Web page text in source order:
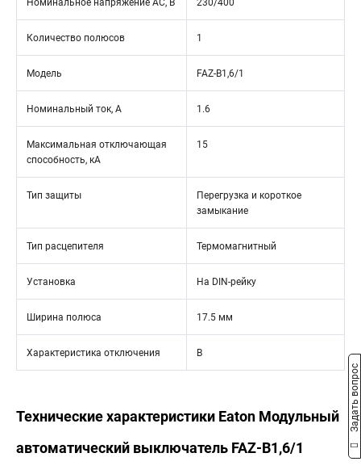
Номинальное напряжение АС, В 230/400
Количество полюсов 1
Модель FAZ-B1,6/1
Номинальный ток, А 1.6
Максимальная отключающая
способность, кА
15
Тип защиты
Перегрузка и короткое
замыкание
Тип расцепителя Термомагнитный
Установка На DIN-рейку
Ширина полюса 17.5 мм
Характеристика отключения B
Технические характеристики Eaton Модульный
автоматический выключатель FAZ-B1,6/1
Задать вопрос